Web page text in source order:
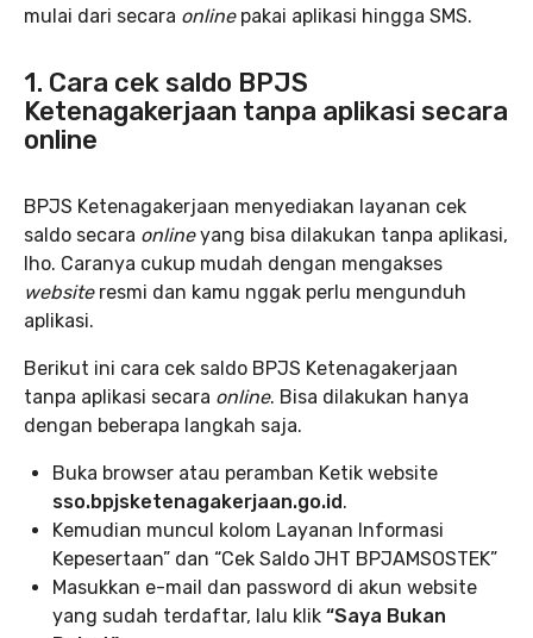
mulai dari secara online pakai aplikasi hingga SMS.
1. Cara cek saldo BPJS
Ketenagakerjaan tanpa aplikasi secara
online
BPJS Ketenagakerjaan menyediakan layanan cek
saldo secara onlineyang bisa dilakukan tanpa aplikasi,
lho. Caranya cukup mudah dengan mengakses
website resmi dan kamu nggak perlu mengunduh
aplikasi.
Berikut ini cara cek saldo BPJS Ketenagakerjaan
tanpa aplikasi secara online. Bisa dilakukan hanya
dengan beberapa langkah saja.
Buka browser atau peramban Ketik website
sso.bpjsketenagakerjaan.go.id.
Kemudian muncul kolom Layanan Informasi
Kepesertaan” dan “Cek Saldo JHT BPJAMSOSTEK”
Masukkan e-mail dan password di akun website
yang sudah terdaftar, lalu klik “Saya Bukan